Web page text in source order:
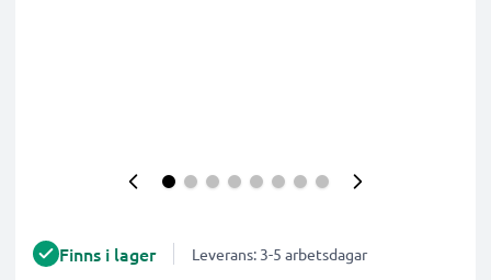
Finns i lager Leverans: 3-5 arbetsdagar